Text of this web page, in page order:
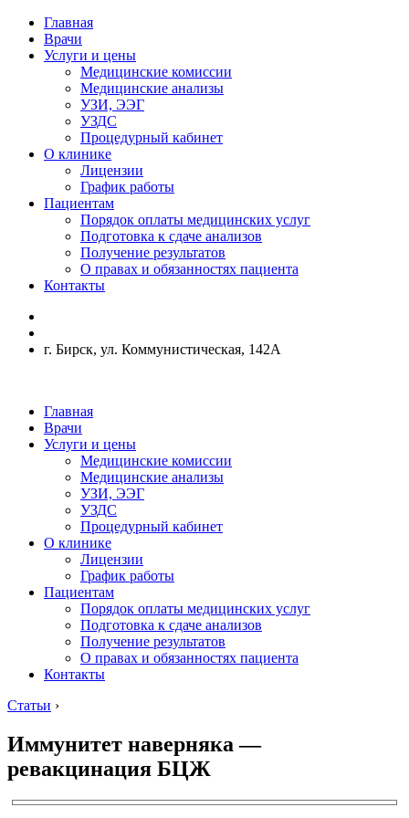
Главная
Врачи
Услуги и цены
Медицинские комиссии
Медицинские анализы
УЗИ, ЭЭГ
УЗДС
Процедурный кабинет
О клинике
Лицензии
График работы
Пациентам
Порядок оплаты медицинских услуг
Подготовка к сдаче анализов
Получение результатов
О правах и обязанностях пациента
Контакты
г. Бирск, ул. Коммунистическая, 142А
Главная
Врачи
Услуги и цены
Медицинские комиссии
Медицинские анализы
УЗИ, ЭЭГ
УЗДС
Процедурный кабинет
О клинике
Лицензии
График работы
Пациентам
Порядок оплаты медицинских услуг
Подготовка к сдаче анализов
Получение результатов
О правах и обязанностях пациента
Контакты
Статьи ›
Иммунитет наверняка —
ревакцинация БЦЖ